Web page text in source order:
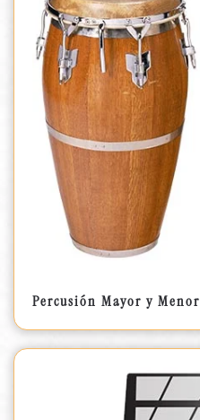
Percusión Mayor y Menor